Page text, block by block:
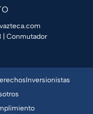
| Conmutador
Inversionistas